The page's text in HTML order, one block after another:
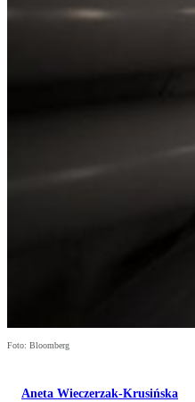
Foto: Bloomberg
Aneta Wieczerzak-Krusińska